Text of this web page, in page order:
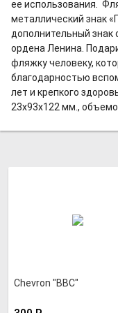
ее использования.
металлический знак
дополнительный
ордена Ленина.
фляжку человеку,
благодарностью
лет и крепкого
23х93х122 мм.,
Chevron "BBC"